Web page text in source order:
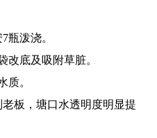
泼浇。
底及吸附草脏。
。
板，塘口水透明度明显提